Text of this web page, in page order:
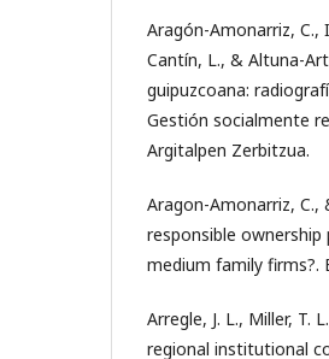
Aragón-Amonarriz, C.,
Cantín, L., & Altuna-
guipuzcoana:
Gestión socialmente
Argitalpen Zerbitzua.
Aragon-Amonarriz,
responsible ownership
medium family firms?.
Arregle, J. L., Miller, T.
regional institutional